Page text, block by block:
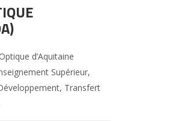
d’Aquitaine
Supérieur,
Transfert